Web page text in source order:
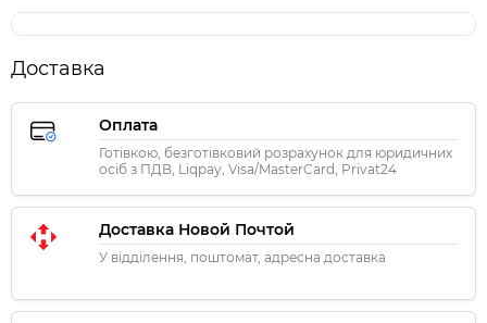
Доставка
Оплата
Готівкою, безготівковий розрахунок для юридичних
осіб з ПДВ, Liqpay, Visa/MasterCard, Privat24
Доставка Новой Почтой
У відділення, поштомат, адресна доставка